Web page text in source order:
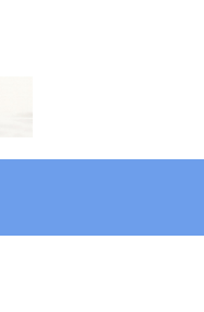
驶员创文专题培训班